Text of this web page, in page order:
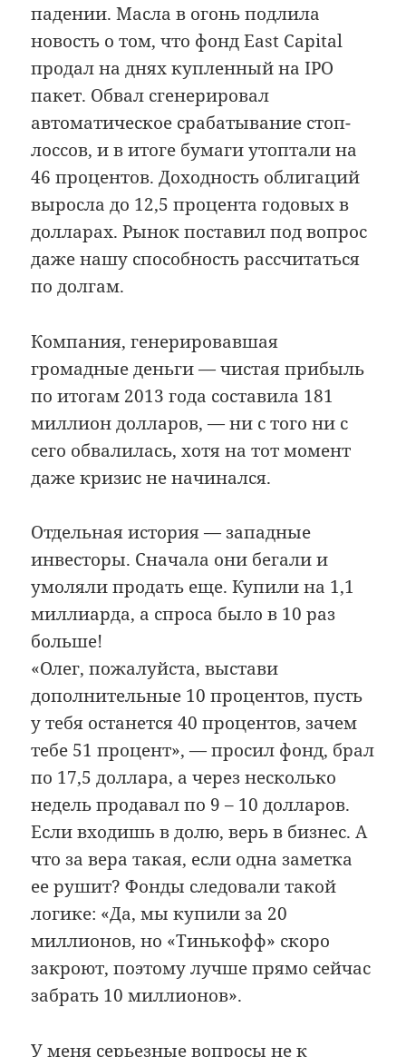
падении. Масла в огонь подлила
новость о том, что фонд East Capital
продал на днях купленный на IPO
пакет. Обвал сгенерировал
автоматическое срабатывание стоп-
лоссов, и в итоге бумаги утоптали на
46 процентов. Доходность облигаций
выросла до 12,5 процента годовых в
долларах. Рынок поставил под вопрос
даже нашу способность рассчитаться
по долгам.
Компания, генерировавшая
громадные деньги — чистая прибыль
по итогам 2013 года составила 181
миллион долларов, — ни с того ни с
сего обвалилась, хотя на тот момент
даже кризис не начинался.
Отдельная история — западные
инвесторы. Сначала они бегали и
умоляли продать еще. Купили на 1,1
миллиарда, а спроса было в 10 раз
больше!
«Олег, пожалуйста, выстави
дополнительные 10 процентов, пусть
у тебя останется 40 процентов, зачем
тебе 51 процент», — просил фонд, брал
по 17,5 доллара, а через несколько
недель продавал по 9 – 10 долларов.
Если входишь в долю, верь в бизнес. А
что за вера такая, если одна заметка
ее рушит? Фонды следовали такой
логике: «Да, мы купили за 20
миллионов, но «Тинькофф» скоро
закроют, поэтому лучше прямо сейчас
забрать 10 миллионов».
У меня серьезные вопросы не к